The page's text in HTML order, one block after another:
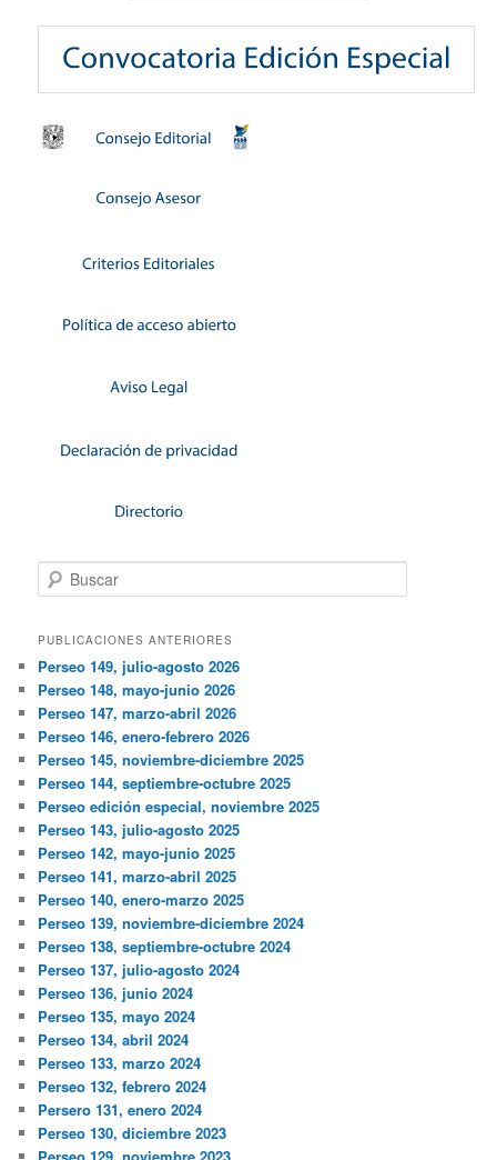
Buscar
PUBLICACIONES ANTERIORES
Perseo 149, julio-agosto 2026
Perseo 148, mayo-junio 2026
Perseo 147, marzo-abril 2026
Perseo 146, enero-febrero 2026
Perseo 145, noviembre-diciembre 2025
Perseo 144, septiembre-octubre 2025
Perseo edición especial, noviembre 2025
Perseo 143, julio-agosto 2025
Perseo 142, mayo-junio 2025
Perseo 141, marzo-abril 2025
Perseo 140, enero-marzo 2025
Perseo 139, noviembre-diciembre 2024
Perseo 138, septiembre-octubre 2024
Perseo 137, julio-agosto 2024
Perseo 136, junio 2024
Perseo 135, mayo 2024
Perseo 134, abril 2024
Perseo 133, marzo 2024
Perseo 132, febrero 2024
Persero 131, enero 2024
Perseo 130, diciembre 2023